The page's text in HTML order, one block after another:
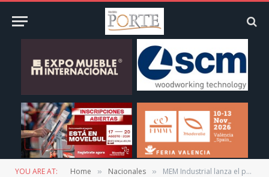
YOU ARE AT: Home » Nacionales » MEM Industrial lanza el programa “Makathon Makers for Good @ MEM 2020”